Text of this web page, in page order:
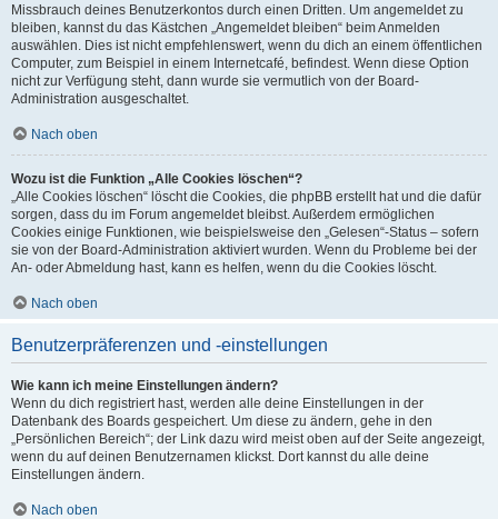
Missbrauch deines Benutzerkontos durch einen Dritten. Um angemeldet zu
bleiben, kannst du das Kästchen „Angemeldet bleiben“ beim Anmelden
auswählen. Dies ist nicht empfehlenswert, wenn du dich an einem öffentlichen
Computer, zum Beispiel in einem Internetcafé, befindest. Wenn diese Option
nicht zur Verfügung steht, dann wurde sie vermutlich von der Board-
Administration ausgeschaltet.
Nach oben
Wozu ist die Funktion „Alle Cookies löschen“?
„Alle Cookies löschen“ löscht die Cookies, die phpBB erstellt hat und die dafür
sorgen, dass du im Forum angemeldet bleibst. Außerdem ermöglichen
Cookies einige Funktionen, wie beispielsweise den „Gelesen“-Status – sofern
sie von der Board-Administration aktiviert wurden. Wenn du Probleme bei der
An- oder Abmeldung hast, kann es helfen, wenn du die Cookies löscht.
Nach oben
Benutzerpräferenzen und -einstellungen
Wie kann ich meine Einstellungen ändern?
Wenn du dich registriert hast, werden alle deine Einstellungen in der
Datenbank des Boards gespeichert. Um diese zu ändern, gehe in den
„Persönlichen Bereich“; der Link dazu wird meist oben auf der Seite angezeigt,
wenn du auf deinen Benutzernamen klickst. Dort kannst du alle deine
Einstellungen ändern.
Nach oben